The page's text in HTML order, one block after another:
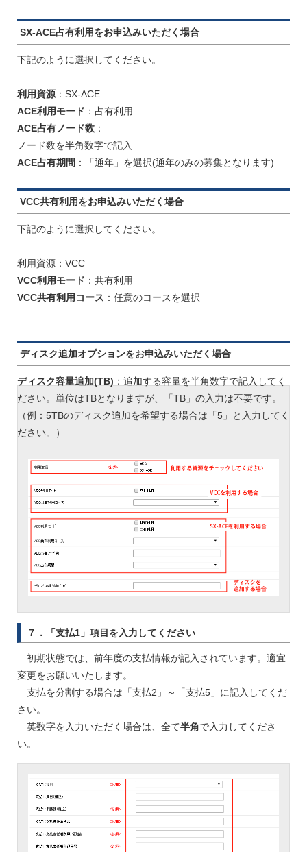
SX-ACE占有利用をお申込みいただく場合
下記のように選択してください。
利用資源：SX-ACE
ACE利用モード ：占有利用
ACE占有ノード数 ：
ノード数を半角数字で記入
ACE占有期間 ：「通年」を選択(通年のみの募集となります)
VCC共有利用をお申込みいただく場合
下記のように選択してください。
利用資源：VCC
VCC利用モード ：共有利用
VCC共有利用コース ：任意のコースを選択
ディスク追加オプションをお申込みいただく場合
ディスク容量追加(TB) ：追加する容量を半角数字で記入してく
ださい。単位はTBとなりますが、「TB」の入力は不要です。
（例：5TBのディスク追加を希望する場合は「5」と入力してく
ださい。）
７．「支払1」項目を入力してください
初期状態では、前年度の支払情報が記入されています。適宜
変更をお願いいたします。
支払を分割する場合は「支払2」～「支払5」に記入してくだ
さい。
英数字を入力いただく場合は、全て半角で入力してくださ
い。